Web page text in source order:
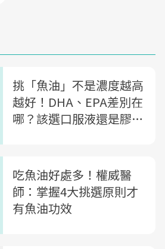
挑「魚油」不是濃度越高
越好！DHA、EPA差別在
哪？該選口服液還是膠
吃魚油好處多！權威醫
師：掌握4大挑選原則才
有魚油功效